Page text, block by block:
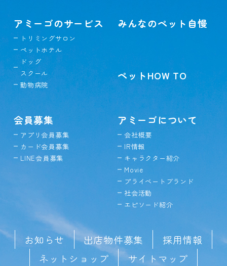
アミーゴのサービス
トリミングサロン
ペットホテル
ドッグ
スクール
動物病院
みんなのペット自慢
ペットHOW TO
会員募集
アプリ会員募集
カード会員募集
LINE会員募集
アミーゴについて
会社概要
IR情報
キャラクター紹介
Movie
プライベートブランド
社会活動
エピソード紹介
お知らせ 出店物件募集
採用情報
ネットショップ
サイトマップ